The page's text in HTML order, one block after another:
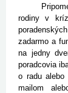
rodiny v
zadarmo a
na jedny
poradcovia
o radu alebo
mailom